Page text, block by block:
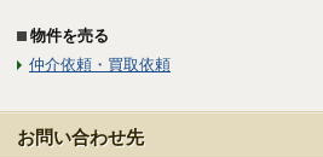
物件を売る
仲介依頼・買取依頼
お問い合わせ先